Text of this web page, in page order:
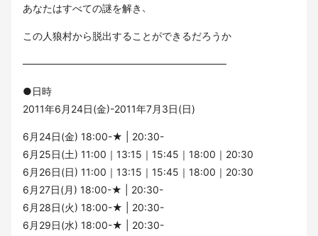
あなたはすべての謎を解き、
この人狼村から脱出することができるだろうか
————————————————————–
●日時
2011年6月24日(金)-2011年7月3日(日)
6月24日(金) 18:00-★ | 20:30-
6月25日(土) 11:00｜13:15｜15:45｜18:00｜20:30
6月26日(日) 11:00｜13:15｜15:45｜18:00｜20:30
6月27日(月) 18:00-★ | 20:30-
6月28日(火) 18:00-★ | 20:30-
6月29日(水) 18:00-★ | 20:30-